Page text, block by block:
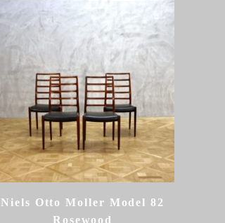
Niels Otto Moller Model 82
Rosewood